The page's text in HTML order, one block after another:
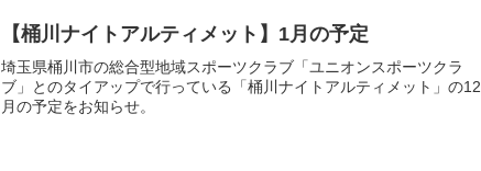
【桶川ナイトアルティメット】1月の予定
埼玉県桶川市の総合型地域スポーツクラブ「ユニオンスポーツクラ
ブ」とのタイアップで行っている「桶川ナイトアルティメット」の12
月の予定をお知らせ。